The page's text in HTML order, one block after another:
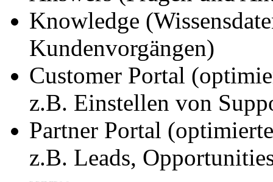
Knowledge
Kundenvorgängen)
Customer Portal
z.B. Einstellen von
Partner Portal
z.B. Leads,